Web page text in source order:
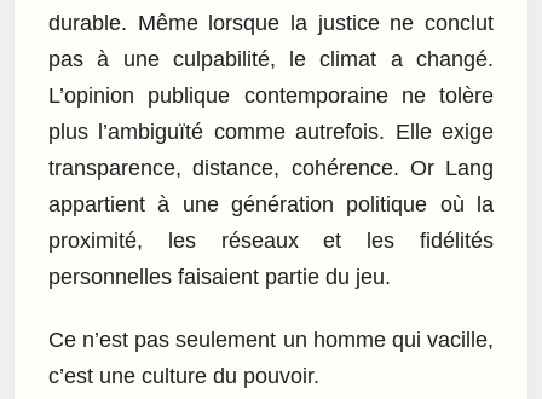
durable. Même lorsque la justice ne conclut
pas à une culpabilité, le climat a changé.
L’opinion publique contemporaine ne tolère
plus l’ambiguïté comme autrefois. Elle exige
transparence, distance, cohérence. Or Lang
appartient à une génération politique où la
proximité, les réseaux et les fidélités
personnelles faisaient partie du jeu.
Ce n’est pas seulement un homme qui vacille,
c’est une culture du pouvoir.